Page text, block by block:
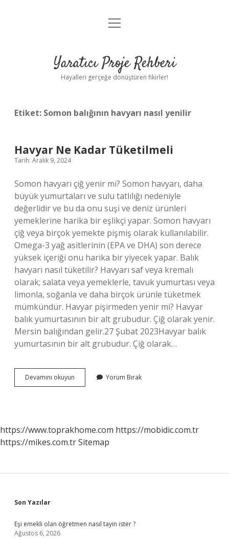
Anasayfa
Yasal Uyarı
menüyü
Yaratıcı Proje Rehberi
Hayalleri gerçeğe dönüştüren fikirler!
Etiket: Somon balığının havyarı nasıl yenilir
Havyar Ne Kadar Tüketilmeli
Tarih: Aralık 9, 2024
Somon havyarı çiğ yenir mi? Somon havyarı, daha
büyük yumurtaları ve sulu tatlılığı nedeniyle
değerlidir ve bu da onu suşi ve deniz ürünleri
yemeklerine harika bir eşlikçi yapar. Somon havyarı
çiğ veya birçok yemekte pişmiş olarak kullanılabilir.
Omega-3 yağ asitlerinin (EPA ve DHA) son derece
yüksek içeriği onu harika bir yiyecek yapar. Balık
havyarı nasıl tüketilir? Havyarı saf veya kremalı
olarak; salata veya yemeklerle, tavuk yumurtası veya
limonla, soğanla ve daha birçok ürünle tüketmek
mümkündür. Havyar pişirmeden yenir mi? Havyar
balık yumurtasının bir alt grubudur. Çiğ olarak yenir.
Mersin balığından gelir.27 Şubat 2023Havyar balık
yumurtasının bir alt grubudur. Çiğ olarak…
Devamını okuyun
Ne
Yorum Bırak
https://www.toprakhome.com https://mobidic.com.tr
https://mikes.com.trSitemap
Sidebar
Son Yazılar
Eşi emekli olan öğretmen nasıl tayin ister ?
Ağustos 6, 2026